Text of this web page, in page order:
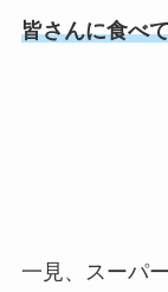
皆さんに食べ
一見、スーパ